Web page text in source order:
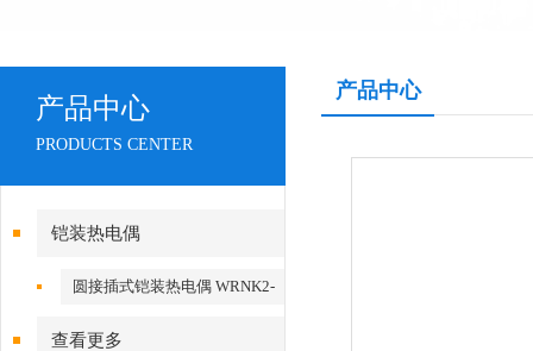
产品中心
PRODUCTS CENTER
铠装热电偶
圆接插式铠装热电偶 WRNK2-
查看更多
产品中心